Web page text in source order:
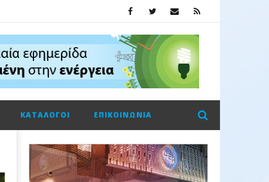
ΚΑΤΆΛΟΓΟΙ ΕΠΙΚΟΙΝΩΝΊΑ